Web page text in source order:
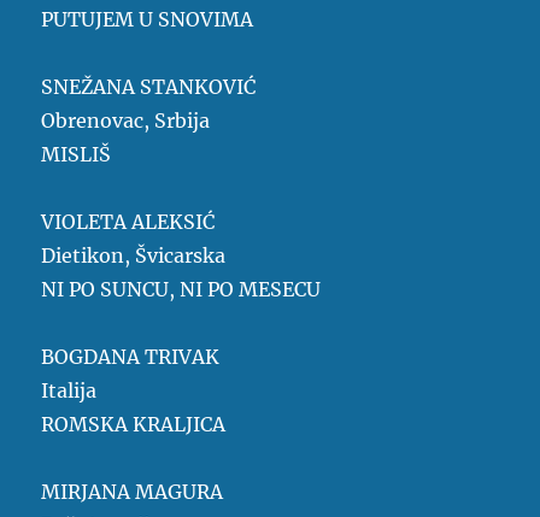
PUTUJEM U SNOVIMA
SNEŽANA STANKOVIĆ
Obrenovac, Srbija
MISLIŠ
VIOLETA ALEKSIĆ
Dietikon, Švicarska
NI PO SUNCU, NI PO MESECU
BOGDANA TRIVAK
Italija
ROMSKA KRALJICA
MIRJANA MAGURA